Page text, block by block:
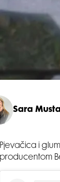
Sara
Pjevačica i
producentom